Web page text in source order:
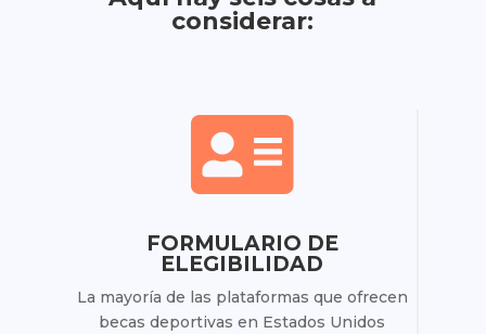
considerar:

FORMULARIO DE
ELEGIBILIDAD
La mayoría de las plataformas que ofrecen
becas deportivas en Estados Unidos